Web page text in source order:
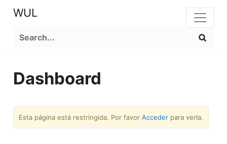
WUL
Dashboard
Esta página está restringida. Por favorAcceder para verla.